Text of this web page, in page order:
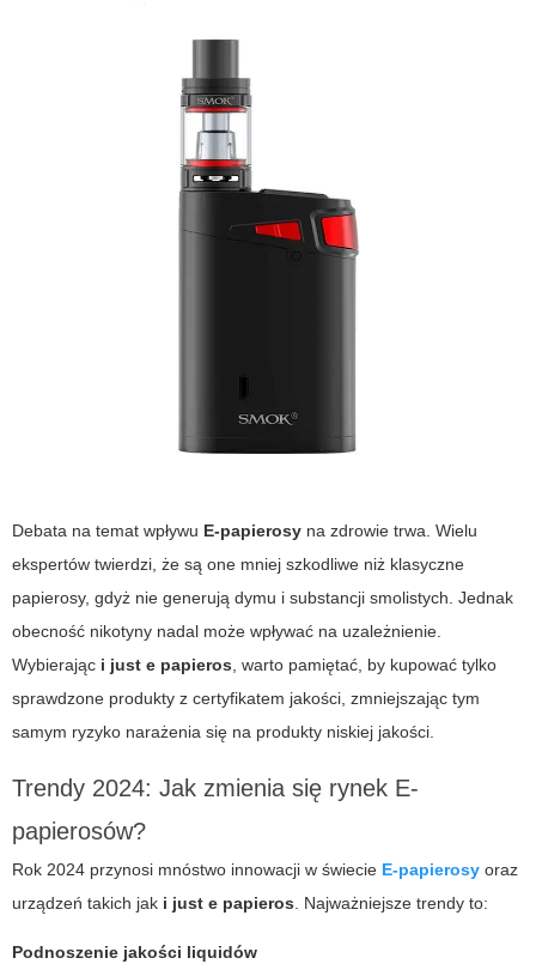
Debata na temat wpływu E-papierosy na zdrowie trwa. Wielu
ekspertów twierdzi, że są one mniej szkodliwe niż klasyczne
papierosy, gdyż nie generują dymu i substancji smolistych. Jednak
obecność nikotyny nadal może wpływać na uzależnienie.
Wybierając i just e papieros , warto pamiętać, by kupować tylko
sprawdzone produkty z certyfikatem jakości, zmniejszając tym
samym ryzyko narażenia się na produkty niskiej jakości.
Trendy 2024: Jak zmienia się rynek E-
papierosów?
Rok 2024 przynosi mnóstwo innowacji w świecie E-papierosy oraz
urządzeń takich jak i just e papieros . Najważniejsze trendy to:
Podnoszenie jakości liquidów